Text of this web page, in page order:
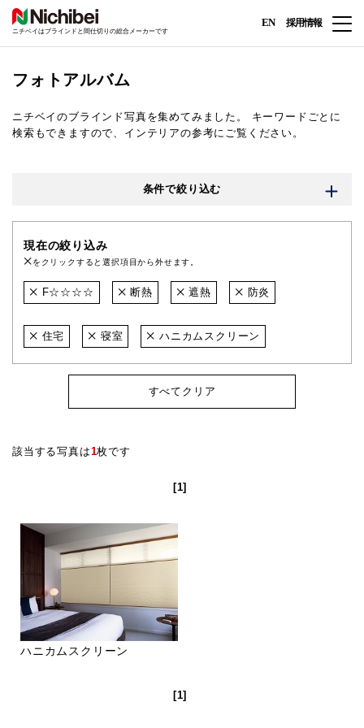
ニチベイはブラインドと間仕切りの総合メーカーです
EN 採用情報
フォトアルバム
ニチベイのブラインド写真を集めてみました。
キーワードごとに
検索もできますので、インテリアの参考にご覧ください。
条件で絞り込む
現在の絞り込み
をクリックすると選択項目から外せます。
F☆☆☆☆ 断熱 遮熱 防炎
住宅 寝室 ハニカムスクリーン
すべてクリア
該当する写真は1枚です
[1]
ハニカムスクリーン
[1]